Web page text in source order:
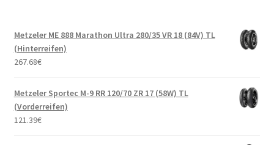
Metzeler ME 888 Marathon Ultra 280/35 VR 18 (84V) TL
(Hinterreifen)
267.68€
Metzeler Sportec M-9 RR 120/70 ZR 17 (58W) TL
(Vorderreifen)
121.39€